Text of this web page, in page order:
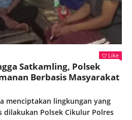
Like
Satkamling, Polsek
Berbasis Masyarakat
menciptakan lingkungan yang
Polsek Cikulur Polres